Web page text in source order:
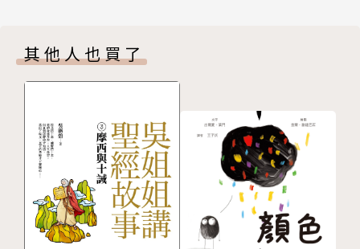
的傷害，此外，還有專業營養師為父母撰寫的營養專
氣氛中培養好的飲食習慣，將是你給孩子最好的成長禮
物。
★3-6歲親子共讀，6歲以上自己閱讀
★有注音
★掃描qr code，可聽有聲書
其他人也買了